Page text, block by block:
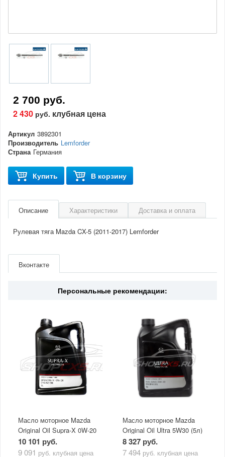
2 700 руб.
2 430 руб. клубная цена
Артикул 3892301
Производитель Lemforder
Страна Германия
Купить В корзину
Описание Характеристики Доставка и оплата
Рулевая тяга Mazda CX-5 (2011-2017) Lemforder
Страна Германия
Вконтакте
Персональные рекомендации:
Масло моторное Mazda
Original Oil Supra-X 0W-20
(5 л)
10 101 руб.
9 091 руб. клубная цена
Масло моторное Mazda
Original Oil Ultra 5W30 (5л)
8 327 руб.
7 494 руб. клубная цена